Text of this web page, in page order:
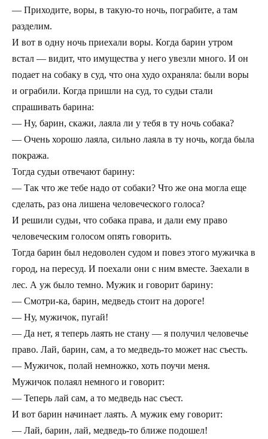
— Приходите, воры, в такую-то ночь, пограбите, а там
разделим.
И вот в одну ночь приехали воры. Когда барин утром
встал — видит, что имущества у него увезли много. И он
подает на собаку в суд, что она худо охраняла: были воры
и ограбили. Когда пришли на суд, то судьи стали
спрашивать барина:
— Ну, барин, скажи, лаяла ли у тебя в ту ночь собака?
— Очень хорошо лаяла, сильно лаяла в ту ночь, когда была
покража.
Тогда судьи отвечают барину:
— Так что же тебе надо от собаки? Что же она могла еще
сделать, раз она лишена человеческого голоса?
И решили судьи, что собака права, и дали ему право
человеческим голосом опять говорить.
Тогда барин был недоволен судом и повез этого мужичка в
город, на пересуд. И поехали они с ним вместе. Заехали в
лес. А уж было темно. Мужик и говорит барину:
— Смотри-ка, барин, медведь стоит на дороге!
— Ну, мужичок, пугай!
— Да нет, я теперь лаять не стану — я получил человечье
право. Лай, барин, сам, а то медведь-то может нас съесть.
— Мужичок, полай немножко, хоть поучи меня.
Мужичок полаял немного и говорит:
— Теперь лай сам, а то медведь нас съест.
И вот барин начинает лаять. А мужик ему говорит:
— Лай, барин, лай, медведь-то ближе подошел!